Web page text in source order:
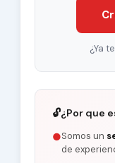
¿Ya
🔓¿Por que
●Somos un
de